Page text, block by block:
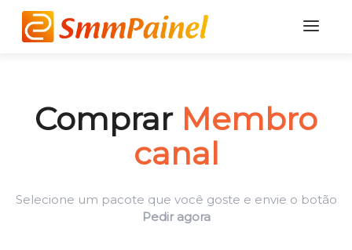
Comprar Membro
canal
Selecione um pacote que você goste e envie o botão
Pedir agora